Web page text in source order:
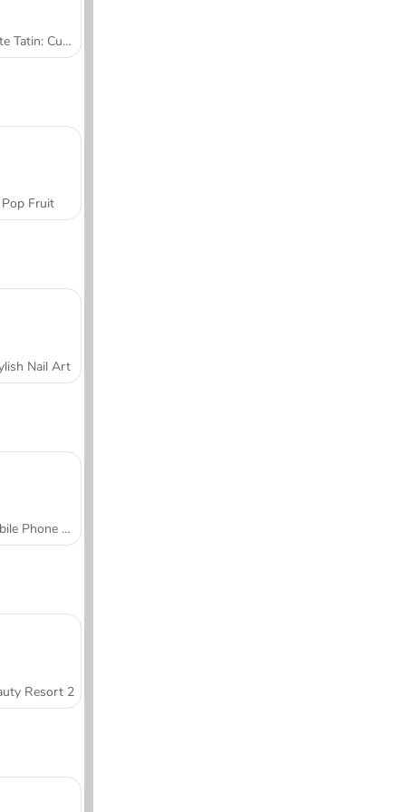
Tarte Tatin: Cucina con Sara
Pop Fruit
Nail Art
Mobile Phone Case Design & DIY
Resort 2